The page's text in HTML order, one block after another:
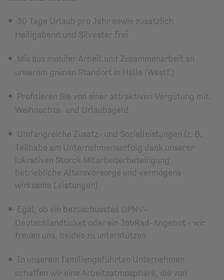
30 Tage Urlaub pro Jahr sowie zusätzlich
Heiligabend und Silvester frei
Mix aus mobiler Arbeit und Zusammenarbeit an
unserem grünen Standort in Halle (Westf.)
Profitieren Sie von einer attraktiven Vergütung mit
Weihnachts- und Urlaubsgeld
Umfangreiche Zusatz- und Sozial­leistungen (z. B.
Teilhabe am Unternehmenserfolg dank unserer
lukrativen Storck Mitarbeiterbeteiligung,
betriebliche Alters­vorsorge und vermögens­
wirksame Leistungen)
Egal, ob ein bezuschusstes ÖPNV-
Deutschlandticket oder ein JobRad-Angebot - wir
freuen uns, beides zu unterstützen
In unserem familiengeführten Unternehmen
schaffen wir eine Arbeitsatmosphäre, die von